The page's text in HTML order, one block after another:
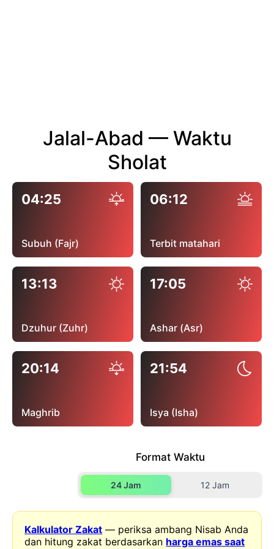
Jalal-Abad — Waktu
Sholat
04:25
Subuh (Fajr)
06:12
Terbit matahari
13:13
Dzuhur (Zuhr)
17:05
Ashar (Asr)
20:14
Maghrib
21:54
Isya (Isha)
Format Waktu
24 Jam 12 Jam
Kalkulator Zakat — periksa ambang Nisab Anda
dan hitung zakat berdasarkan harga emas saat